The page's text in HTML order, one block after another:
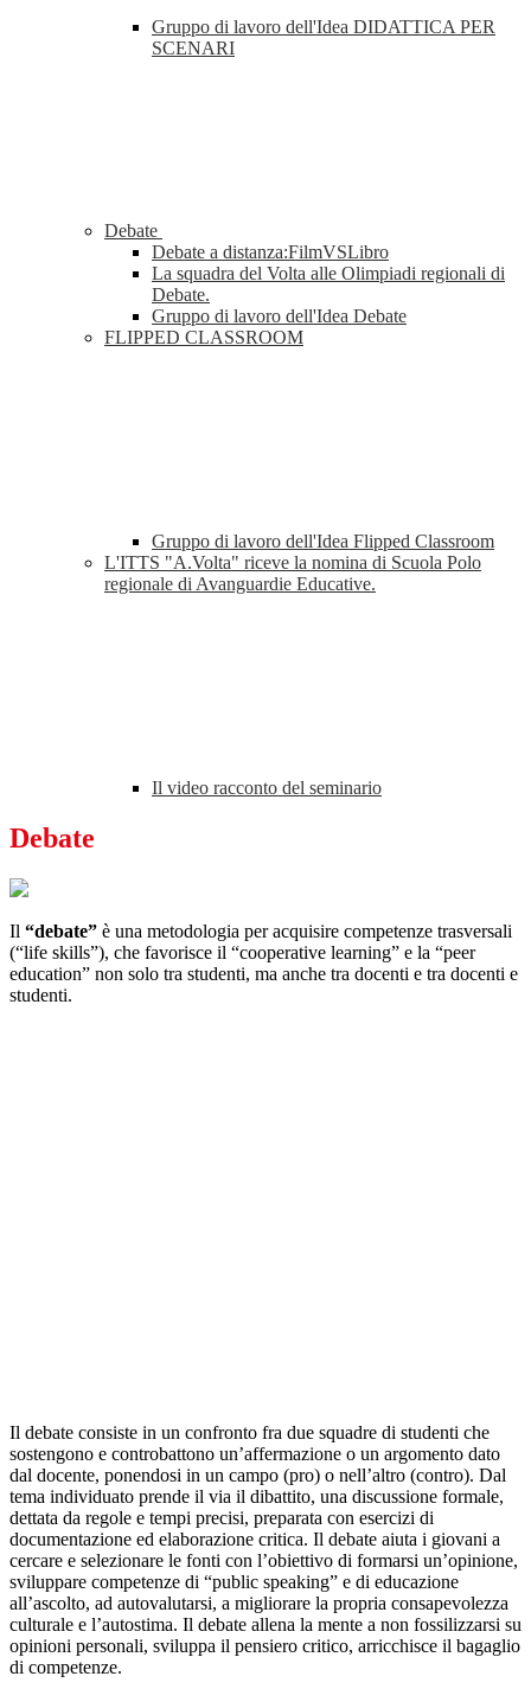
Gruppo di lavoro dell'Idea DIDATTICA PER
SCENARI
Debate
Debate a distanza:FilmVSLibro
La squadra del Volta alle Olimpiadi regionali di
Debate.
Gruppo di lavoro dell'Idea Debate
FLIPPED CLASSROOM
Gruppo di lavoro dell'Idea Flipped Classroom
L'ITTS "A.Volta" riceve la nomina di Scuola Polo
regionale di Avanguardie Educative.
Il video racconto del seminario
Debate
Il “debate” è una metodologia per acquisire competenze trasversali
(“life skills”), che favorisce il “cooperative learning” e la “peer
education” non solo tra studenti, ma anche tra docenti e tra docenti e
studenti.
Il debate consiste in un confronto fra due squadre di studenti che
sostengono e controbattono un’affermazione o un argomento dato
dal docente, ponendosi in un campo (pro) o nell’altro (contro). Dal
tema individuato prende il via il dibattito, una discussione formale,
dettata da regole e tempi precisi, preparata con esercizi di
documentazione ed elaborazione critica. Il debate aiuta i giovani a
cercare e selezionare le fonti con l’obiettivo di formarsi un’opinione,
sviluppare competenze di “public speaking” e di educazione
all’ascolto, ad autovalutarsi, a migliorare la propria consapevolezza
culturale e l’autostima. Il debate allena la mente a non fossilizzarsi su
opinioni personali, sviluppa il pensiero critico, arricchisce il bagaglio
di competenze.